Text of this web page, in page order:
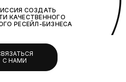
СОЗДАТЬ
КАЧЕСТВЕННОГО
РЕСЕЙЛ-БИЗНЕСА
С НАМИ